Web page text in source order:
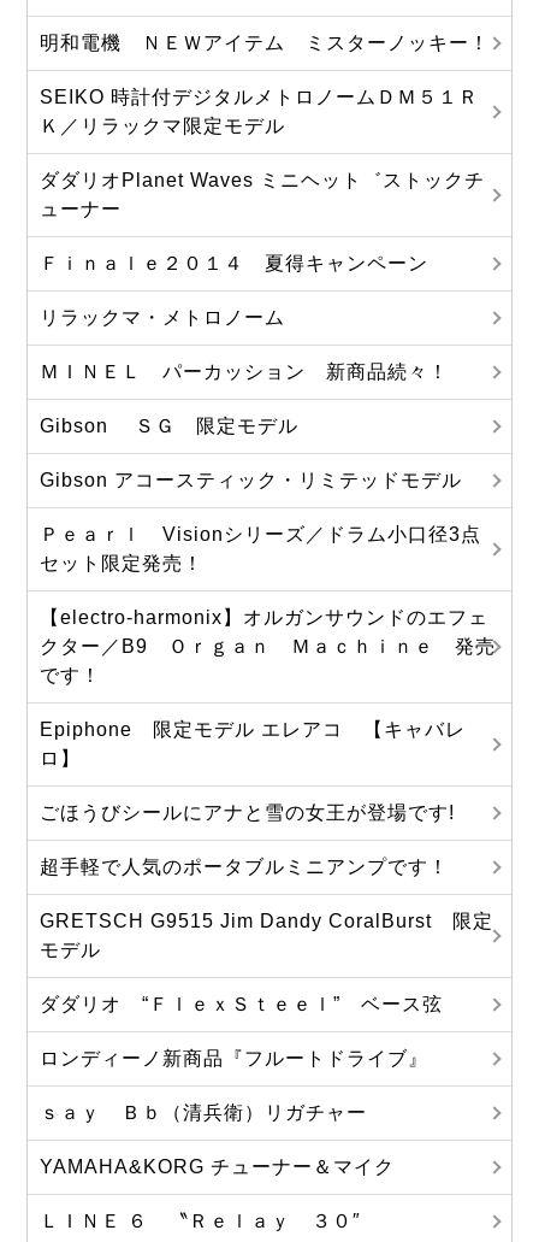
明和電機 ＮＥＷアイテム ミスターノッキー！
SEIKO 時計付デジタルメトロノームＤＭ５１Ｒ
Ｋ／リラックマ限定モデル
ダダリオPlanet Waves ミニヘット゛ストックチ
ューナー
Ｆｉｎａｌｅ２０１４ 夏得キャンペーン
リラックマ・メトロノーム
ＭＩＮＥＬ パーカッション 新商品続々！
Gibson ＳＧ 限定モデル
Gibson アコースティック・リミテッドモデル
Ｐｅａｒｌ Visionシリーズ／ドラム小口径3点
セット限定発売！
【electro-harmonix】オルガンサウンドのエフェ
クター／B9 Ｏｒｇａｎ Ｍａｃｈｉｎｅ 発売
です！
Epiphone 限定モデル エレアコ 【キャバレ
ロ】
ごほうびシールにアナと雪の女王が登場です!
超手軽で人気のポータブルミニアンプです！
GRETSCH G9515 Jim Dandy CoralBurst 限定
モデル
ダダリオ “ＦｌｅｘＳｔｅｅｌ” ベース弦
ロンディーノ新商品『フルートドライブ』
ｓａｙ Ｂｂ（清兵衛）リガチャー
YAMAHA&KORG チューナー＆マイク
ＬＩＮＥ ６ 〝Ｒｅｌａｙ ３０″